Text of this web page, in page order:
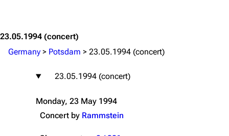
23.05.1994 (concert)
Germany > Potsdam > 23.05.1994 (concert)
23.05.1994 (concert)
Monday, 23 May 1994
Concert by Rammstein